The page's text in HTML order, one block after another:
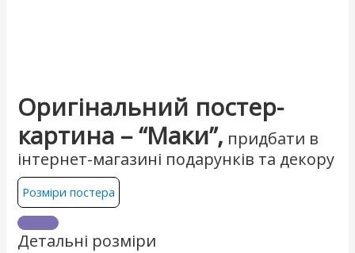
Оригінальний постер-
картина – “Маки”, придбати в
інтернет-магазині подарунків та декору
Розміри постера
Детальні розміри